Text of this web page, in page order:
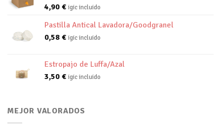
4,90 € igic incluido
Pastilla Antical Lavadora/Goodgranel
0,58 € igic incluido
Estropajo de Luffa/Azal
3,50 € igic incluido
MEJOR VALORADOS